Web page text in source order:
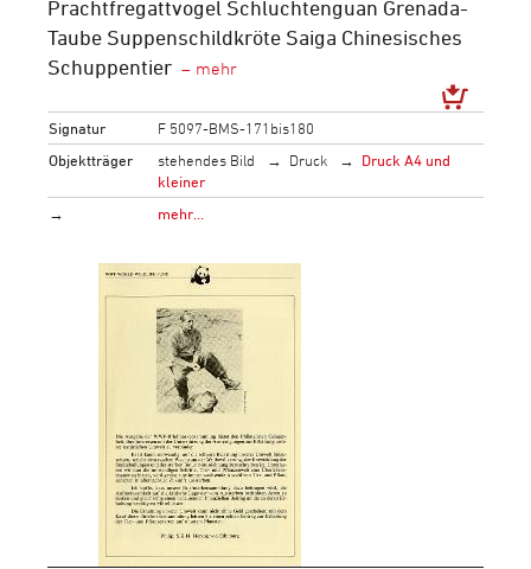
Prachtfregattvogel Schluchtenguan Grenada-
Taube Suppenschildkröte Saiga Chinesisches
Schuppentier
Signatur
F 5097-BMS-171bis180
Objektträger
stehendes Bild Druck
Druck A4 und
kleiner
→
mehr…